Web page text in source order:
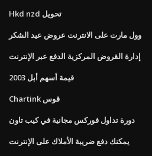
Hkd nzd تحويل
وول مارت على الانترنت عروض عيد الشكر
إدارة القروض المركزية الدفع عبر الإنترنت
قيمة أسهم أبل 2003
Chartink قوس
دورة تداول فوركس مجانية في كيب تاون
يمكنك دفع ضريبة الأملاك على الإنترنت